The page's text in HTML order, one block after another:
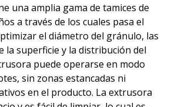
una amplia gama de tamices de
a través de los cuales pasa el
el diámetro del gránulo, las
la superficie y la distribución del
puede operarse en modo
sin zonas estancadas ni
en el producto. La extrusora
de líquidos BB-152
¿nos recuerda? ¿Dónde
09/08/2026 00:14
Tsibulsky
de envío originales se
en Toledo mañana a la hora del